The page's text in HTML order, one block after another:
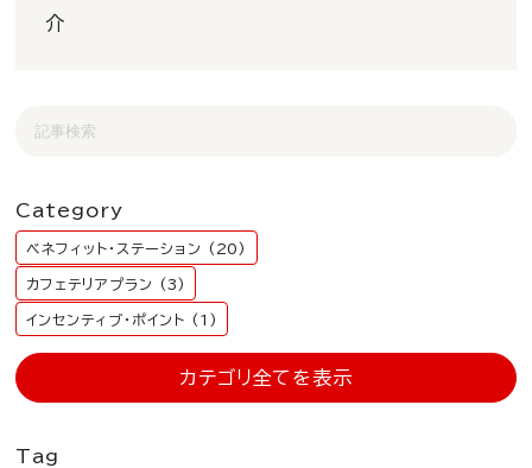
介
Category
ベネフィット・ステーション (20)
カフェテリアプラン (3)
インセンティブ・ポイント (1)
カテゴリ全てを表示
Tag